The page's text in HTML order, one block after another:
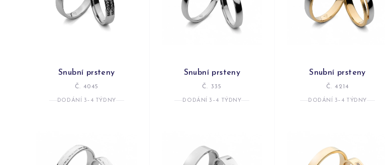
Snubní prsteny
Č. 4045
DODÁNÍ 3–4 TÝDNY
Snubní prsteny
Č. 335
DODÁNÍ 3–4 TÝDNY
Snubní prsteny
Č. 4214
DODÁNÍ 3–4 TÝDNY